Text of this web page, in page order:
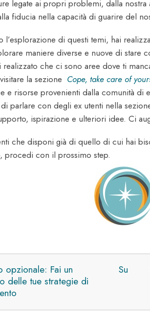
legate ai propri problemi, dalla nostra
fiducia nella capacità di guarire del
l’esplorazione di questi temi, hai
maniere diverse e nuove di stare
che ci sono aree dove ti
la sezione Cope, take care of
e risorse provenienti dalla comunità di
parlare con degli ex utenti nella
ispirazione e ulteriori idee. Ci
che disponi già di quello di cui hai
procedi con il prossimo step.
opzionale: Fai un
delle tue strategie di
Su